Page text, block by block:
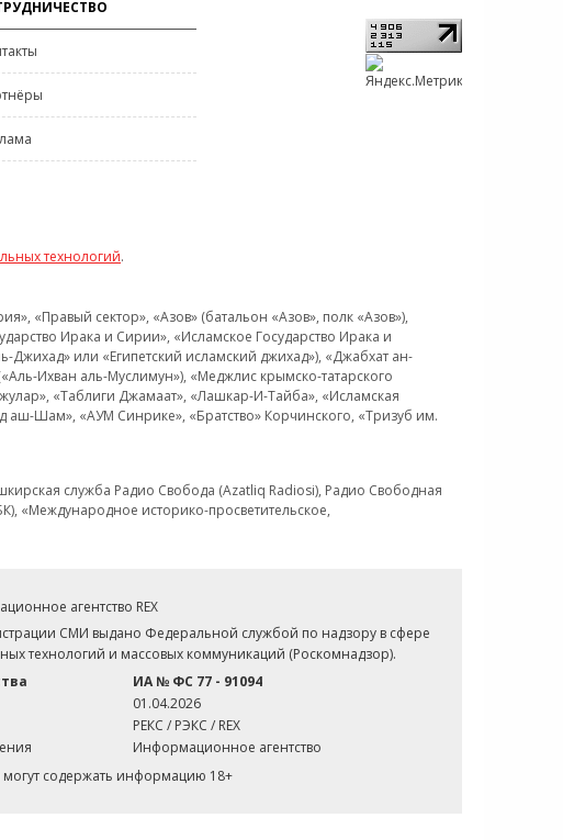
технологий.
«Правый сектор», «Азов» (батальон «Азов», полк «Азов»),
Ирака и Сирии», «Исламское Государство Ирака и
или «Египетский исламский джихад»), «Джабхат ан-
Ихван аль-Муслимун»), «Меджлис крымско-татарского
«Таблиги Джамаат», «Лашкар-И-Тайба», «Исламская
аш-Шам», «АУМ Синрике», «Братство» Корчинского, «Тризуб им.
служба Радио Свобода (Azatliq Radiosi), Радио Свободная
«Международное историко-просветительское,
агентство REX
СМИ выдано Федеральной службой по надзору в сфере
технологий и массовых коммуникаций (Роскомнадзор).
ИА № ФС 77 - 91094
01.04.2026
РЕКС / РЭКС / REX
Информационное агентство
могут содержать информацию 18+